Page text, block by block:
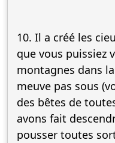
10. Il a créé les
que vous puissiez
montagnes dans
meuve pas sous
des bêtes de
avons fait
pousser toutes